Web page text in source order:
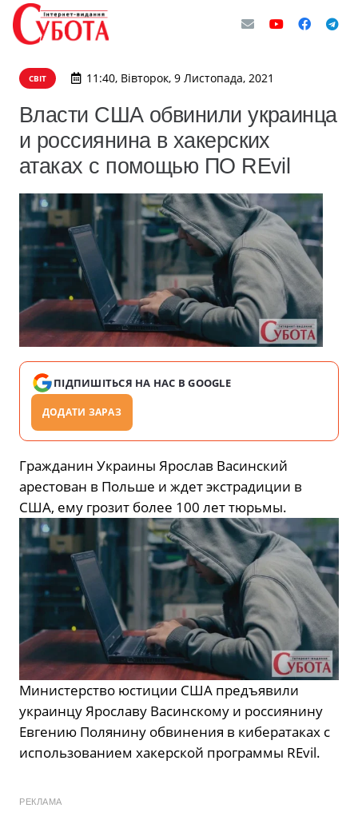
СВІТ 11:40, Вівторок, 9 Листопада, 2021
Власти США обвинили украинца
и россиянина в хакерских
атаках с помощью ПО REvil
ПІДПИШІТЬСЯ НА НАС В GOOGLE
ДОДАТИ ЗАРАЗ
Гражданин Украины Ярослав Васинский
арестован в Польше и ждет экстрадиции в
США, ему грозит более 100 лет тюрьмы.
Министерство юстиции США предъявили
украинцу Ярославу Васинскому и россиянину
Евгению Полянину обвинения в кибератаках с
использованием хакерской программы REvil.
РЕКЛАМА